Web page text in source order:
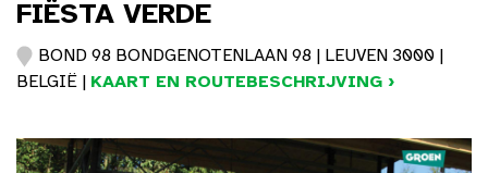
FIËSTA VERDE
BOND 98 BONDGENOTENLAAN 98 | LEUVEN 3000 |
BELGIË | KAART EN ROUTEBESCHRIJVING ›